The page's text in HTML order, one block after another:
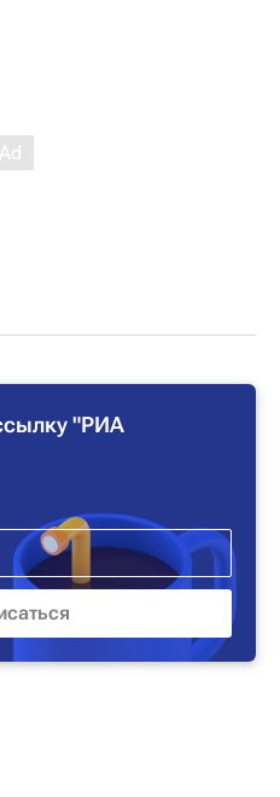
"РИА